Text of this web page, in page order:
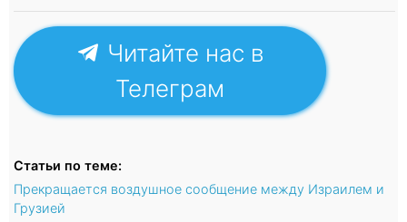
Читайте нас в
Телеграм
Статьи по теме:
Прекращается воздушное сообщение между Израилем и
Грузией